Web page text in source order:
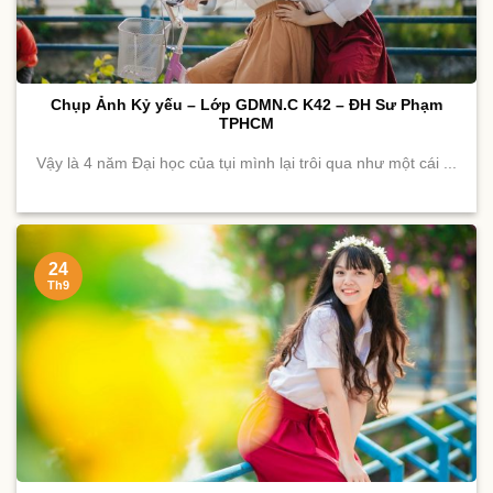
Chụp Ảnh Kỷ yếu – Lớp GDMN.C K42 – ĐH Sư Phạm
TPHCM
Vậy là 4 năm Đại học của tụi mình lại trôi qua như một cái ...
24
Th9